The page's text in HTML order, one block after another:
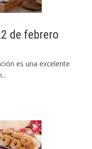
de febrero
es una excelente